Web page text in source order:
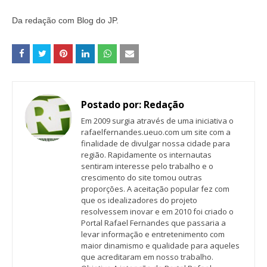
Da redação com Blog do JP.
Postado por: Redação
Em 2009 surgia através de uma iniciativa o
rafaelfernandes.ueuo.com um site com a
finalidade de divulgar nossa cidade para
região. Rapidamente os internautas
sentiram interesse pelo trabalho e o
crescimento do site tomou outras
proporções. A aceitação popular fez com
que os idealizadores do projeto
resolvessem inovar e em 2010 foi criado o
Portal Rafael Fernandes que passaria a
levar informação e entretenimento com
maior dinamismo e qualidade para aqueles
que acreditaram em nosso trabalho.